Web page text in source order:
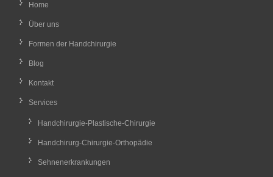
Home
Über uns
Formen der Handchirurgie
Blog
Kontakt
Services
Handchirurgie-Plastische-Chirurgie
Handchirurg-Chirurgie-Orthopädie
Sehnenerkrankungen